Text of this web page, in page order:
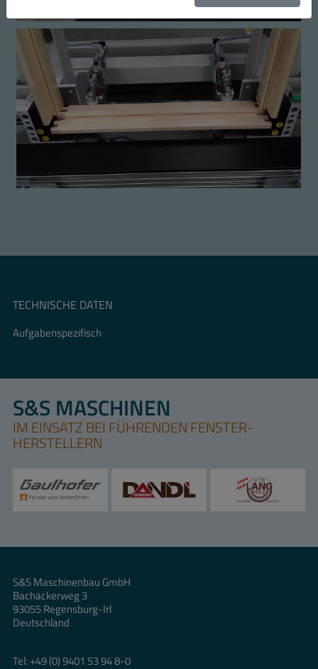
TECHNISCHE DATEN
Aufgabenspezifisch
S&S MASCHINEN
IM EINSATZ BEI FÜHRENDEN FENSTER-
HERSTELLERN
S&S Maschinenbau GmbH
Bachackerweg 3
93055 Regensburg-Irl
Deutschland
Tel:+49 (0) 9401 53 94 8-0